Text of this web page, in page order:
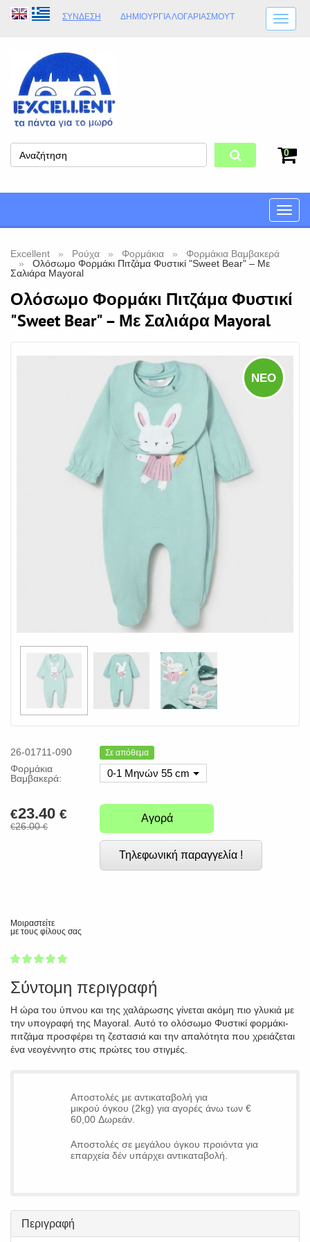
ΣΎΝΔΕΣΗ ΔΗΜΙΟΥΡΓΊΑ ΛΟΓΑΡΙΑΣΜΟΎT
ΩΡΆΡΙΟ ΚΑΤΑΣΤΉΜΑΤΟΣ
ΦΥΣΙΚΌ ΚΑΤΆΣΤΗΜΑ
0
Toggle
Excellent Ρούχα Φορμάκια
Φορμάκια Βαμβακερά
Ολόσωμο Φορμάκι Πιτζάμα Φυστικί "Sweet Bear" – Με
Σαλιάρα Mayoral
Ολόσωμο Φορμάκι Πιτζάμα Φυστικί
"Sweet Bear" – Με Σαλιάρα Mayoral
ΝΈΟ
26-01711-090 Σε απόθεμα
Φορμάκια
Βαμβακερά:
0-1 Μηνών 55 cm
€23.40 €
€26.00€
Αγορά
Τηλεφωνική παραγγελία !
Μοιραστείτε
με τους φίλους σας
1
2
3
4
5
Σύντομη περιγραφή
Η ώρα του ύπνου και της χαλάρωσης γίνεται ακόμη πιο γλυκιά με
την υπογραφή της Mayoral. Αυτό το ολόσωμο Φυστικί φορμάκι-
πιτζάμα προσφέρει τη ζεστασιά και την απαλότητα που χρειάζεται
ένα νεογέννητο στις πρώτες του στιγμές.
Αποστολές με αντικαταβολή για
μικρού όγκου (2kg) για αγορές άνω των €
60,00 Δωρεάν.
Αποστολές σε μεγάλου όγκου προιόντα για
επαρχεία δέν υπάρχει αντικαταβολή.
Περιγραφή